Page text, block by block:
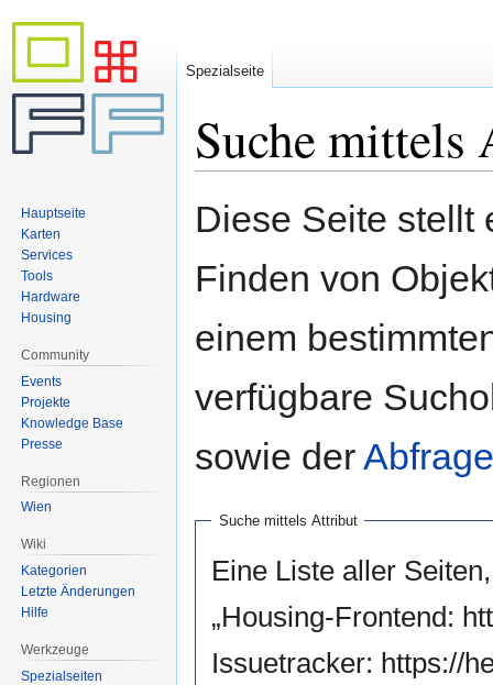
Suche
Navigation
Suche
Diese Seite
Finden von
einem
verfügbare
sowie der
Suche mittels Attribut
Eine Liste aller
„Housing-Frontend:
Issuetracker: https://
Spezialseite
Hauptseite
Karten
Services
Tools
Hardware
Housing
Community
Events
Projekte
Knowledge Base
Presse
Regionen
Wien
Wiki
Kategorien
Letzte Änderungen
Hilfe
Werkzeuge
Spezialseiten